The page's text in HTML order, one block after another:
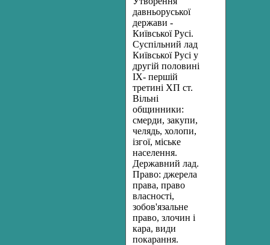
давньоруської
держави -
Київської Русі.
Суспільний лад
Київської Русі у
другій половині
IX- першій
третині ХП ст.
Вільні
общинники:
смерди, закупи,
челядь, холопи,
ізгої, міське
населення.
Державний лад.
Право: джерела
права, право
власності,
зобов'язальне
право, злочин і
кара, види
покарання.